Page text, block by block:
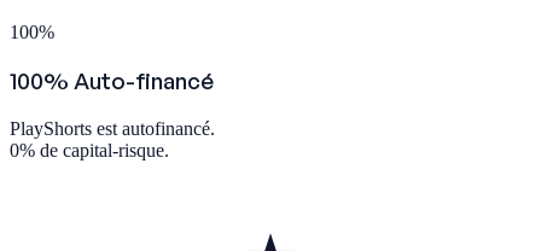
100%
100% Auto-financé
PlayShorts est autofinancé.
0% de capital-risque.